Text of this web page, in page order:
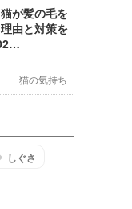
が髪の毛を
由と対策を
猫の気持ち
しぐさ